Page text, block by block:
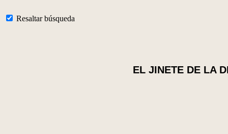
Resaltar búsqueda
EL JINETE DE LA